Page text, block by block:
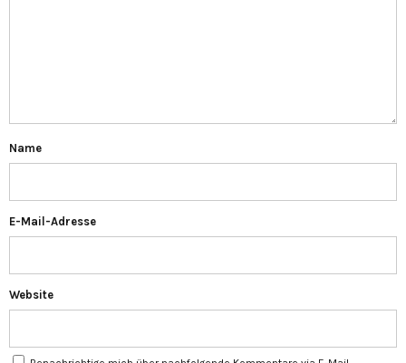
Name
E-Mail-Adresse
Website